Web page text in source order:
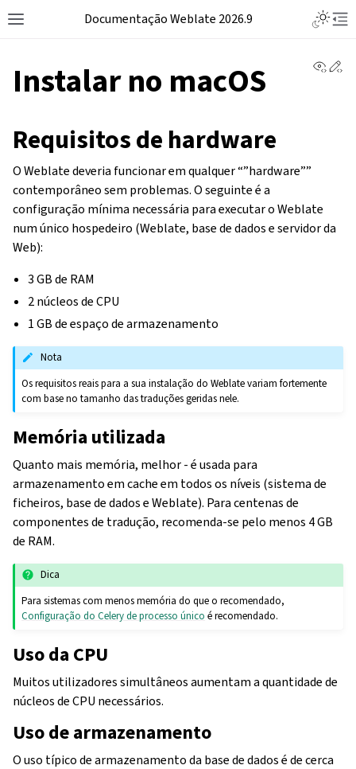
Documentação Weblate 2026.9
Instalar no macOS
Requisitos de hardware
O Weblate deveria funcionar em qualquer “”hardware””
contemporâneo sem problemas. O seguinte é a
configuração mínima necessária para executar o Weblate
num único hospedeiro (Weblate, base de dados e servidor da
Web):
3 GB de RAM
2 núcleos de CPU
1 GB de espaço de armazenamento
Nota
Os requisitos reais para a sua instalação do Weblate variam fortemente
com base no tamanho das traduções geridas nele.
Memória utilizada
Quanto mais memória, melhor - é usada para
armazenamento em cache em todos os níveis (sistema de
ficheiros, base de dados e Weblate). Para centenas de
componentes de tradução, recomenda-se pelo menos 4 GB
de RAM.
Dica
Para sistemas com menos memória do que o recomendado,
Configuração do Celery de processo único é recomendado.
Uso da CPU
Muitos utilizadores simultâneos aumentam a quantidade de
núcleos de CPU necessários.
Uso de armazenamento
O uso típico de armazenamento da base de dados é de cerca